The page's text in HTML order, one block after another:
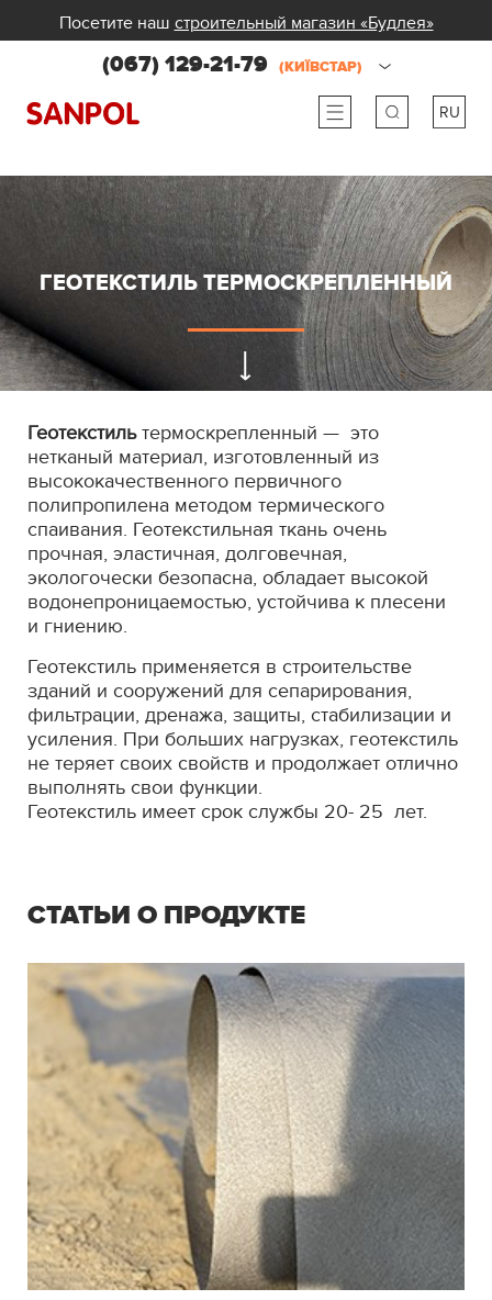
Посетите наш строительный магазин «Будлея»
(067) 129-21-79 (КИЇВСТАР)
RU
ua
ГЕОТЕКСТИЛЬ ТЕРМОСКРЕПЛЕННЫЙ
Геотекстильтермоскрепленный — это
нетканый материал, изготовленный из
высококачественного первичного
полипропилена методом термического
спаивания. Геотекстильная ткань очень
прочная, эластичная, долговечная,
экологочески безопасна, обладает высокой
водонепроницаемостью, устойчива к плесени
и гниению.
Геотекстиль применяется в строительстве
зданий и сооружений для сепарирования,
фильтрации, дренажа, защиты, стабилизации и
усиления. При больших нагрузках, геотекстиль
не теряет своих свойств и продолжает отлично
выполнять свои функции.
Геотекстиль имеет срок службы 20- 25 лет.
СТАТЬИ О ПРОДУКТЕ